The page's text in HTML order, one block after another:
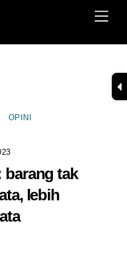
OPINI
barang tak
lebih